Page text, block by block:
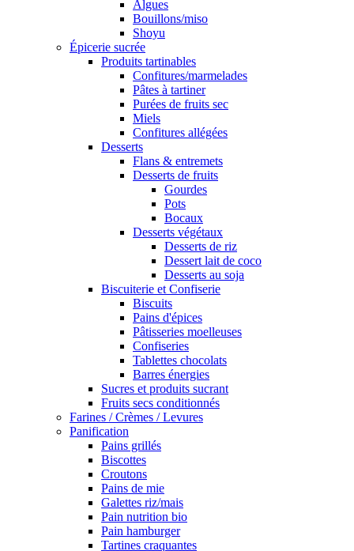
Algues
Bouillons/miso
Shoyu
Épicerie sucrée
Produits tartinables
Confitures/marmelades
Pâtes à tartiner
Purées de fruits sec
Miels
Confitures allégées
Desserts
Flans & entremets
Desserts de fruits
Gourdes
Pots
Bocaux
Desserts végétaux
Desserts de riz
Dessert lait de coco
Desserts au soja
Biscuiterie et Confiserie
Biscuits
Pains d'épices
Pâtisseries moelleuses
Confiseries
Tablettes chocolats
Barres énergies
Sucres et produits sucrant
Fruits secs conditionnés
Farines / Crèmes / Levures
Panification
Pains grillés
Biscottes
Croutons
Pains de mie
Galettes riz/mais
Pain nutrition bio
Pain hamburger
Tartines craquantes